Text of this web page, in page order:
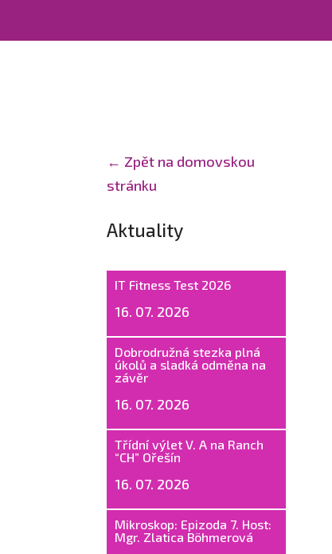
← Zpět na domovskou
stránku
Aktuality
IT Fitness Test 2026
16. 07. 2026
Dobrodružná stezka plná
úkolů a sladká odměna na
závěr
16. 07. 2026
Třídní výlet V. A na Ranch
“CH” Ořešín
16. 07. 2026
Mikroskop: Epizoda 7. Host:
Mgr. Zlatica Böhmerová